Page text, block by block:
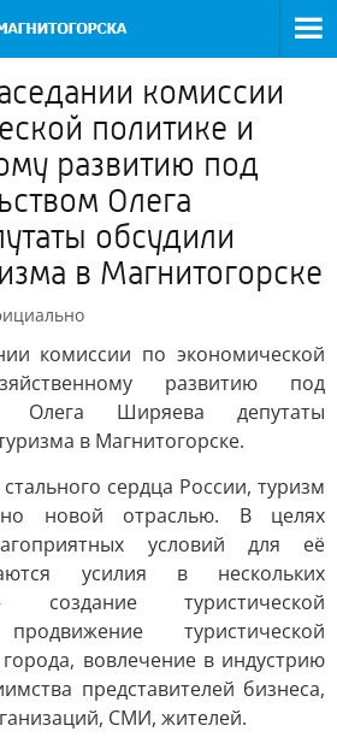
комиссии
политике и
развитию под
Олега
обсудили
в Магнитогорске
комиссии по экономической
развитию под
Олега Ширяева депутаты
в Магнитогорске.
сердца России, туризм
новой отраслью. В целях
условий для её
усилия в нескольких
создание туристической
туристической
вовлечение в индустрию
представителей бизнеса,
СМИ, жителей.